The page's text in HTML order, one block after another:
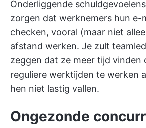
Onderliggende
zorgen dat werknemers hun e-
checken, vooral (maar niet
afstand werken. Je zult
zeggen dat ze meer tijd vinden
reguliere werktijden te werken
hen niet lastig vallen.
Ongezonde